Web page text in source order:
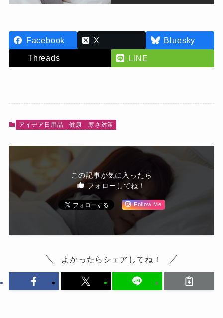
Facebook X
Bluesky
Threads
LINE
アイデア日用品 健康 寒さ対策
この記事が気に入ったら
フォローしてね！
Follow Me
よかったらシェアしてね！